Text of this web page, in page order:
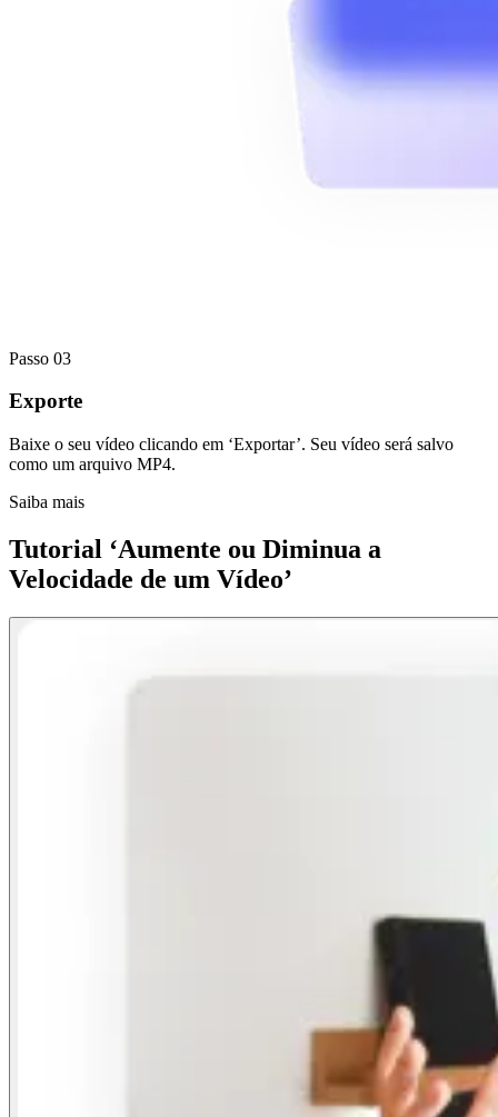
Passo 03
Exporte
Baixe o seu vídeo clicando em ‘Exportar’. Seu vídeo será salvo
como um arquivo MP4.
Saiba mais
Tutorial ‘Aumente ou Diminua a
Velocidade de um Vídeo’